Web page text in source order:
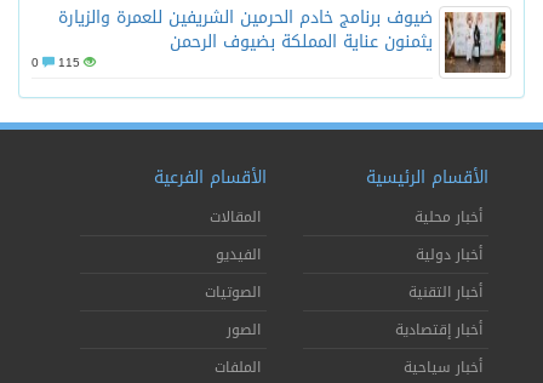
ضيوف برنامج خادم الحرمين الشريفين للعمرة والزيارة
يثمنون عناية المملكة بضيوف الرحمن
115
الأقسام الرئيسية
أخبار محلية
أخبار دولية
أخبار التقنية
أخبار إقتصادية
أخبار سياحية
الأقسام الفرعية
المقالات
الفيديو
الصوتيات
الصور
الملفات